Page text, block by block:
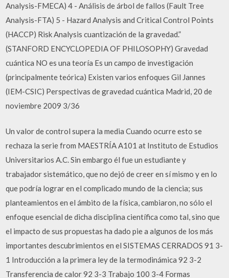
Analysis-FMECA) 4 - Análisis de árbol de fallos (Fault Tree
Analysis-FTA) 5 - Hazard Analysis and Critical Control Points
(HACCP) Risk Analysis cuantización de la gravedad.”
(STANFORD ENCYCLOPEDIA OF PHILOSOPHY) Gravedad
cuántica NO es una teoría Es un campo de investigación
(principalmente teórica) Existen varios enfoques Gil Jannes
(IEM-CSIC) Perspectivas de gravedad cuántica Madrid, 20 de
noviembre 2009 3/36
Un valor de control supera la media Cuando ocurre esto se
rechaza la serie from MAESTRÍA A101 at Instituto de Estudios
Universitarios A.C. Sin embargo él fue un estudiante y
trabajador sistemático, que no dejó de creer en sí mismo y en lo
que podría lograr en el complicado mundo de la ciencia; sus
planteamientos en el ámbito de la física, cambiaron, no sólo el
enfoque esencial de dicha disciplina científica como tal, sino que
el impacto de sus propuestas ha dado pie a algunos de los más
importantes descubrimientos en el SISTEMAS CERRADOS 91 3-
1 Introducción a la primera ley de la termodinámica 92 3-2
Transferencia de calor 92 3-3 Trabajo 100 3-4 Formas